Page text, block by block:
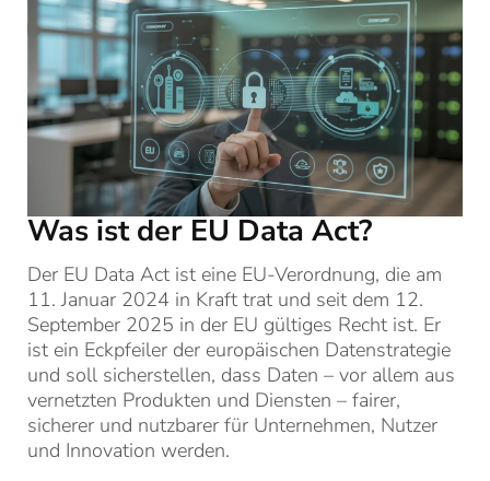
Was ist der EU Data Act?
Der EU Data Act ist eine EU-Verordnung, die am
11. Januar 2024 in Kraft trat und seit dem 12.
September 2025 in der EU gültiges Recht ist. Er
ist ein Eckpfeiler der europäischen Datenstrategie
und soll sicherstellen, dass Daten – vor allem aus
vernetzten Produkten und Diensten – fairer,
sicherer und nutzbarer für Unternehmen, Nutzer
und Innovation werden.